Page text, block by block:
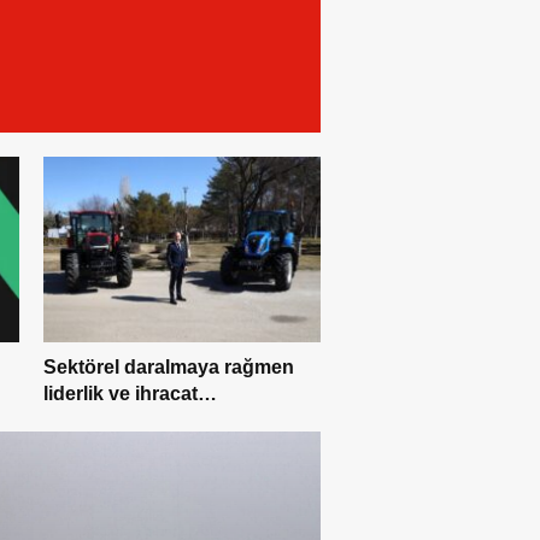
Sektörel daralmaya rağmen
liderlik ve ihracat